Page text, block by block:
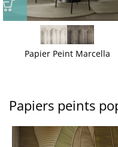
Papier Peint Marcella
Papiers peints